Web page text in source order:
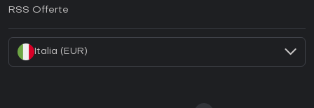
RSS Offerte
Italia (EUR)